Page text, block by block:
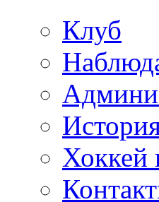
Клуб
Хоккей